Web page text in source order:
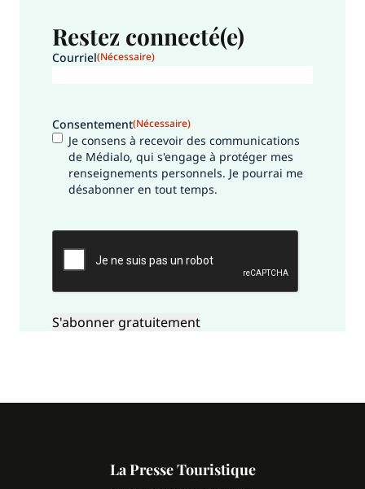
Restez connecté(e)
Courriel(Nécessaire)
Consentement(Nécessaire)
Je consens à recevoir des communications
de Médialo, qui s'engage à protéger mes
renseignements personnels. Je pourrai me
désabonner en tout temps.
La Presse Touristique